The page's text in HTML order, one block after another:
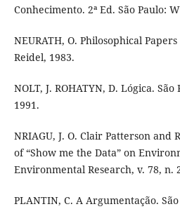
Conhecimento. 2ª Ed. São Paulo:
NEURATH, O. Philosophical
Reidel, 1983.
NOLT, J. ROHATYN, D. Lógica.
1991.
NRIAGU, J. O. Clair Patterson and
of “Show me the Data” on
Environmental Research, v. 78, n.
PLANTIN, C. A Argumentação.